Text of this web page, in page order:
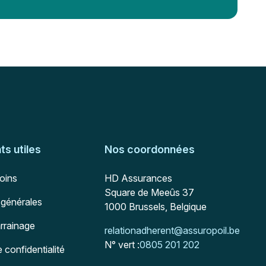
utiles
confidentialité
Nos coordonnées
Adresse postale
HD Assurances
Square de Meeûs 37
1000 Brussels, Belgique
Mail :
relationadherent@assuropoil.be
N° vert :0805 201 202